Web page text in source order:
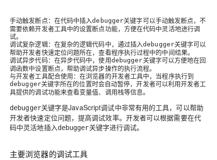
手动触发断点：在代码中插入debugger关键字可以手动触发断点，不
需要依赖开发者工具中的设置断点功能，方便在代码中灵活地进行调
试。
调试复杂逻辑：在复杂的逻辑代码中，通过插入debugger关键字可以
帮助开发者快速定位问题所在，查看程序执行过程中的中间结果。
调试异步代码：在异步代码中，使用debugger关键字可以方便地在回
调函数中设置断点，帮助调试异步操作的执行流程。
与开发者工具配合使用：在浏览器的开发者工具中，当程序执行到
debugger关键字所在的位置时会自动暂停，开发者可以利用开发者工
具提供的调试功能来查看变量值、调用栈等信息。
debugger关键字是JavaScript调试中非常有用的工具，可以帮助
开发者快速定位问题，提高调试效率。开发者可以根据需要在代
码中灵活地插入debugger关键字进行调试。
主要浏览器的调试工具